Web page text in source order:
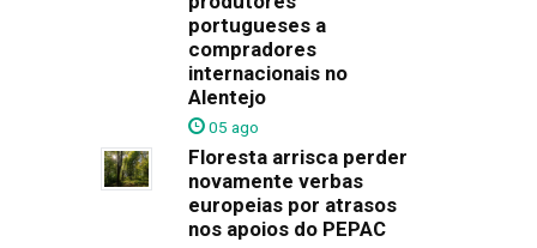
portugueses a
compradores
internacionais no
Alentejo
05 ago
Floresta arrisca perder
novamente verbas
europeias por atrasos
nos apoios do PEPAC